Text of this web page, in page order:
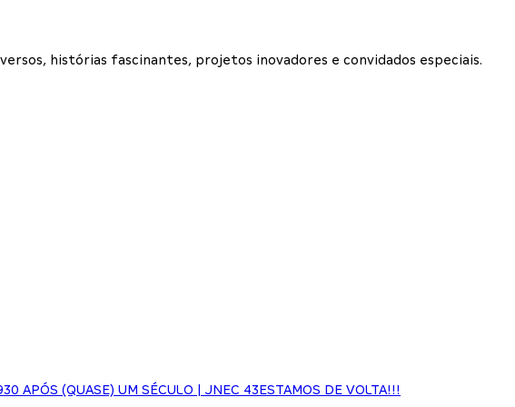
histórias fascinantes, projetos inovadores e convidados especiais.
APÓS (QUASE) UM SÉCULO | JNEC 43ESTAMOS DE VOLTA!!!